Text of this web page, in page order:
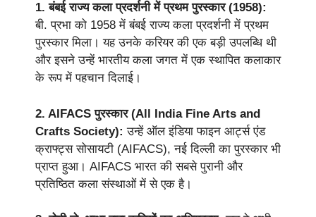
1. बंबई राज्य कला प्रदर्शनी में प्रथम पुरस्कार (1958):
बी. प्रभा को 1958 में बंबई राज्य कला प्रदर्शनी में प्रथम
पुरस्कार मिला। यह उनके करियर की एक बड़ी उपलब्धि थी
और इसने उन्हें भारतीय कला जगत में एक स्थापित कलाकार
के रूप में पहचान दिलाई।
2. AIFACS पुरस्कार (All India Fine Arts and
Crafts Society): उन्हें ऑल इंडिया फाइन आर्ट्स एंड
क्राफ्ट्स सोसायटी (AIFACS), नई दिल्ली का पुरस्कार भी
प्राप्त हुआ। AIFACS भारत की सबसे पुरानी और
प्रतिष्ठित कला संस्थाओं में से एक है।